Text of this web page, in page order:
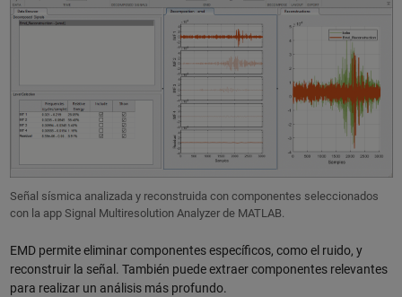
Señal sísmica analizada y reconstruida con componentes seleccionados
con la app Signal Multiresolution Analyzer de MATLAB.
EMD permite eliminar componentes específicos, como el ruido, y
reconstruir la señal. También puede extraer componentes relevantes
para realizar un análisis más profundo.